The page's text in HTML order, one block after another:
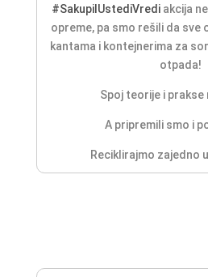
#SakupiIUstediVredi akcija
opreme, pa smo rešili da sve
kantama i kontejnerima za
otpada!
Spoj teorije i prakse
A pripremili smo i
Reciklirajmo zajedno